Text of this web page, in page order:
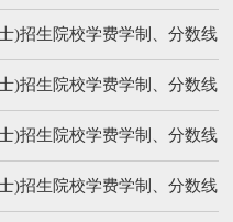
)招生院校学费学制、分数线
)招生院校学费学制、分数线
)招生院校学费学制、分数线
)招生院校学费学制、分数线